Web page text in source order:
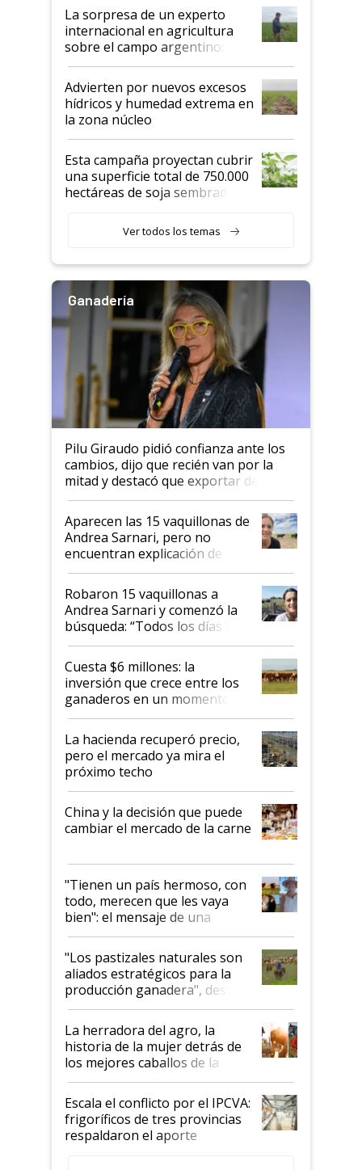
La sorpresa de un experto
internacional en agricultura
sobre el campo argentino:
"Estoy muy impresionado"
Advierten por nuevos excesos
hídricos y humedad extrema en
la zona núcleo
Esta campaña proyectan cubrir
una superficie total de 750.000
hectáreas de soja sembradas
variedades que marcan un
salto tecnológico en genética y
Ver todos los temas
Ganadería
Pilu Giraudo pidió confianza ante los
cambios, dijo que recién van por la
mitad y destacó que exportar dejó de
ser "para unos pocos": "Tenemos un
mandato muy claro del gobierno
nacional"
Aparecen las 15 vaquillonas de
Andrea Sarnari, pero no
encuentran explicación de
cómo llegaron allí
Robaron 15 vaquillonas a
Andrea Sarnari y comenzó la
búsqueda: “Todos los días le
toca a algún productor”
Cuesta $6 millones: la
inversión que crece entre los
ganaderos en un momento
histórico para la actividad
La hacienda recuperó precio,
pero el mercado ya mira el
próximo techo
China y la decisión que puede
cambiar el mercado de la carne
"Tienen un país hermoso, con
todo, merecen que les vaya
bien": el mensaje de una
ganadera uruguaya sobre las
oportunidades que se abren
para el agro en Argentina, con
foco en la carne
"Los pastizales naturales son
aliados estratégicos para la
producción ganadera", destaca
la iniciativa que ya reúne a 46
establecimientos en Argentina
La herradora del agro, la
historia de la mujer detrás de
los mejores caballos de la
Argentina y los mitos que
todavía hacen sufrir a estos
animales: "Mientras me
descalificaban, yo seguí
haciendo currículum"
Escala el conflicto por el IPCVA:
frigoríficos de tres provincias
respaldaron el aporte